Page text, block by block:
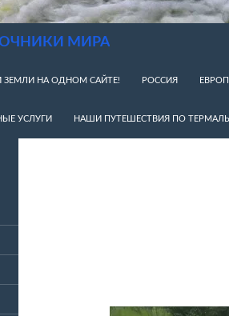
МИРА
ЗЕМЛИ НА ОДНОМ САЙТЕ! РОССИЯ
УСЛУГИ НАШИ ПУТЕШЕСТВИЯ ПО